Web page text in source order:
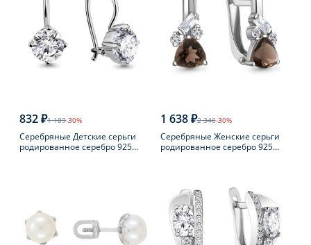
832 ₽1 189-30%
Серебряные Детские серьги
родированное серебро 925
1 638 ₽2 340-30%
Серебряные Женские серьги
родированное серебро 925